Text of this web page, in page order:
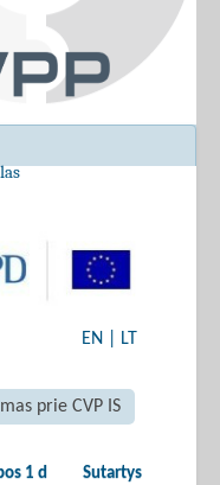
EN LT
prie CVP IS
1 d Sutartys